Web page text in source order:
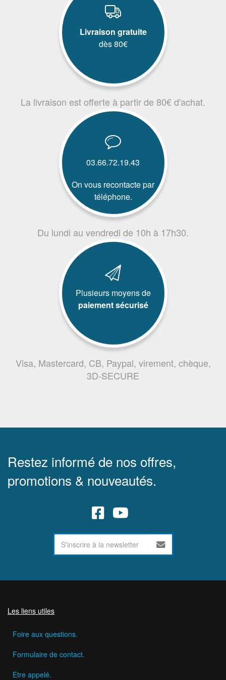
Livraison gratuite
dès 80€
La livraison est offerte à partir de 80€ d'achat.
03.66.72.19.43
On vous recontacte par
téléphone.
Du lundi au vendredi de 10h à 17h30.
Plusieurs moyens de
paiement sécurisé
Visa, Mastercard, CB, Paypal, virement, chèque,
3D-SECURE
Restez informé de nos offres,
promotions & nouveautés.
Les liens utiles
Foire aux questions.
Formulaire de contact.
Etre appelé.